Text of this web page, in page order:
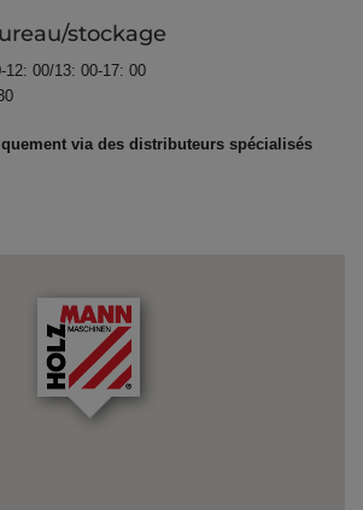
stockage
12: 00/13: 00-17: 00
via des distributeurs spécialisés